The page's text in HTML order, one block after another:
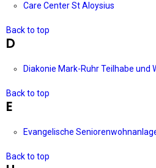
Care Center St Aloysius
Back to top
D
Diakonie Mark-Ruhr Teilhabe und
Back to top
E
Evangelische
Back to top